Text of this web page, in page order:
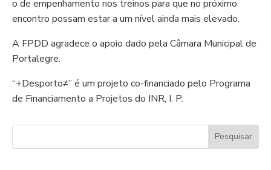
o de empenhamento nos treinos para que no próximo
encontro possam estar a um nível ainda mais elevado.
A FPDD agradece o apoio dado pela Câmara Municipal de
Portalegre.
“+Desporto≠” é um projeto co-financiado pelo Programa
de Financiamento a Projetos do INR, I. P.